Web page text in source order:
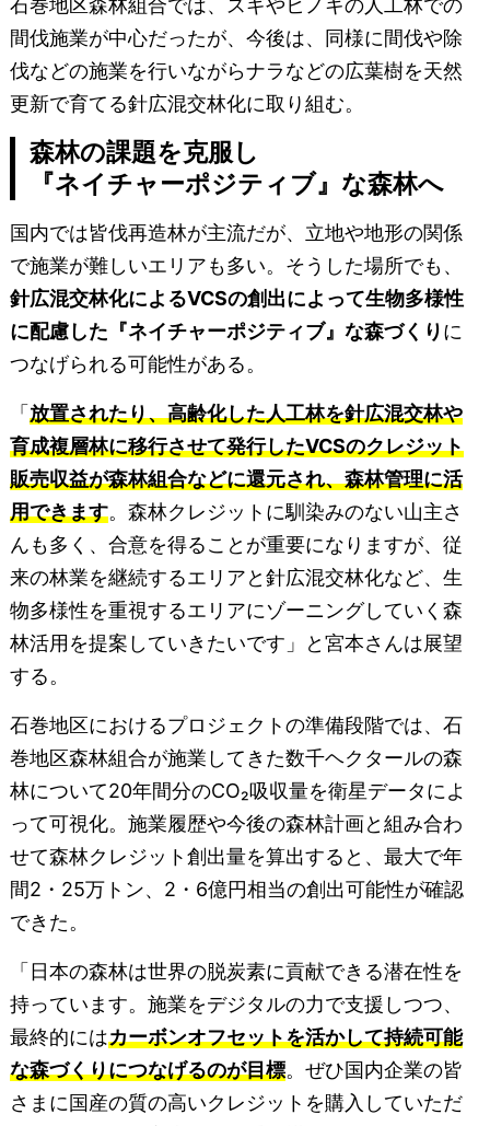
間伐施業が中心だったが、今後は、同様に間伐や除
伐などの施業を行いながらナラなどの広葉樹を天然
更新で育てる針広混交林化に取り組む。
森林の課題を克服し
『ネイチャーポジティブ』な森林へ
国内では皆伐再造林が主流だが、立地や地形の関係
で施業が難しいエリアも多い。そうした場所でも、
針広混交林化によるVCSの創出によって生物多様性
に配慮した『ネイチャーポジティブ』な森づくりに
つなげられる可能性がある。
「放置されたり、高齢化した人工林を針広混交林や
育成複層林に移行させて発行したVCSのクレジット
販売収益が森林組合などに還元され、森林管理に活
用できます。森林クレジットに馴染みのない山主さ
んも多く、合意を得ることが重要になりますが、従
来の林業を継続するエリアと針広混交林化など、生
物多様性を重視するエリアにゾーニングしていく森
林活用を提案していきたいです」と宮本さんは展望
する。
石巻地区におけるプロジェクトの準備段階では、石
巻地区森林組合が施業してきた数千ヘクタールの森
林について20年間分のCO₂吸収量を衛星データによ
って可視化。施業履歴や今後の森林計画と組み合わ
せて森林クレジット創出量を算出すると、最大で年
間2・25万トン、2・6億円相当の創出可能性が確認
できた。
「日本の森林は世界の脱炭素に貢献できる潜在性を
持っています。施業をデジタルの力で支援しつつ、
最終的にはカーボンオフセットを活かして持続可能
な森づくりにつなげるのが目標。ぜひ国内企業の皆
さまに国産の質の高いクレジットを購入していただ